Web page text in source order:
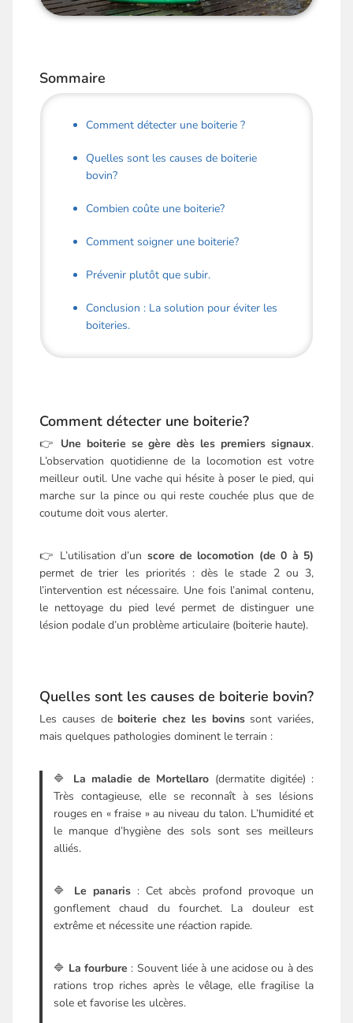
Sommaire
Comment détecter une boiterie ?
Quelles sont les causes de boiterie
bovin?
Combien coûte une boiterie?
Comment soigner une boiterie?
Prévenir plutôt que subir.
Conclusion : La solution pour éviter les
boiteries.
Comment détecter une boiterie?
👉 Une boiterie se gère dès les premiers signaux.
L’observation quotidienne de la locomotion est votre
meilleur outil. Une vache qui hésite à poser le pied, qui
marche sur la pince ou qui reste couchée plus que de
coutume doit vous alerter.
👉 L’utilisation d’un score de locomotion (de 0 à 5)
permet de trier les priorités : dès le stade 2 ou 3,
l’intervention est nécessaire. Une fois l’animal contenu,
le nettoyage du pied levé permet de distinguer une
lésion podale d’un problème articulaire (boiterie haute).
Quelles sont les causes de boiterie bovin?
Les causes de boiterie chez les bovinssont variées,
mais quelques pathologies dominent le terrain :
🔷 La maladie de Mortellaro (dermatite digitée) :
Très contagieuse, elle se reconnaît à ses lésions
rouges en « fraise » au niveau du talon. L’humidité et
le manque d’hygiène des sols sont ses meilleurs
alliés.
🔷 Le panaris : Cet abcès profond provoque un
gonflement chaud du fourchet. La douleur est
extrême et nécessite une réaction rapide.
🔷 La fourbure : Souvent liée à une acidose ou à des
rations trop riches après le vêlage, elle fragilise la
sole et favorise les ulcères.